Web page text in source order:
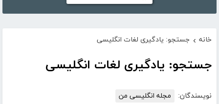
خانه › جستجو: یادگیری لغات انگلیسی
جستجو: یادگیری لغات انگلیسی
نویسندگان: مجله انگلیسی من